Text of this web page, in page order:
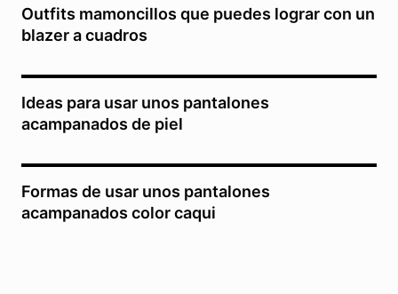
Outfits mamoncillos que puedes lograr con un
blazer a cuadros
Ideas para usar unos pantalones
acampanados de piel
Formas de usar unos pantalones
acampanados color caqui